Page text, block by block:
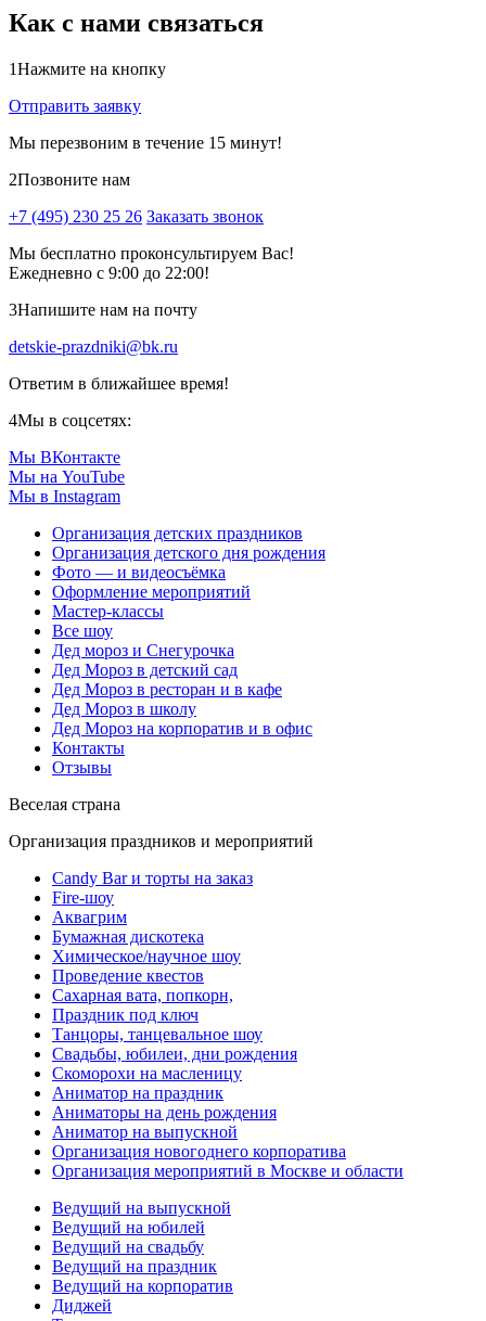
Как с нами связаться
1Нажмите на кнопку
Отправить заявку
Мы перезвоним в течение 15 минут!
2Позвоните нам
+7 (495) 230 25 26 Заказать звонок
Мы бесплатно проконсультируем Вас!
Ежедневно с 9:00 до 22:00!
3Напишите нам на почту
detskie-prazdniki@bk.ru
Ответим в ближайшее время!
4Мы в соцсетях:
Мы ВКонтакте
Мы на YouTube
Мы в Instagram
Организация детских праздников
Организация детского дня рождения
Фото — и видеосъёмка
Оформление мероприятий
Мастер-классы
Все шоу
Дед мороз и Снегурочка
Дед Мороз в детский сад
Дед Мороз в ресторан и в кафе
Дед Мороз в школу
Дед Мороз на корпоратив и в офис
Контакты
Отзывы
Веселая страна
Организация праздников и мероприятий
Candy Bar и торты на заказ
Fire-шоу
Аквагрим
Бумажная дискотека
Химическое/научное шоу
Проведение квестов
Сахарная вата, попкорн,
Праздник под ключ
Танцоры, танцевальное шоу
Свадьбы, юбилеи, дни рождения
Скоморохи на масленицу
Аниматор на праздник
Аниматоры на день рождения
Аниматор на выпускной
Организация новогоднего корпоратива
Организация мероприятий в Москве и области
Ведущий на выпускной
Ведущий на юбилей
Ведущий на свадьбу
Ведущий на праздник
Ведущий на корпоратив
Диджей